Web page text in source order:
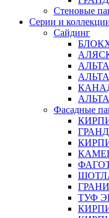
Стеновые
Серии и
Сайдинг
Фасадные
ТУФ